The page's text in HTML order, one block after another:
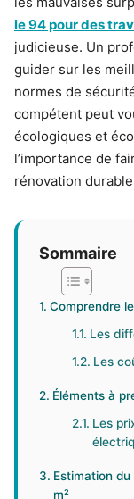
le 94 pour des
judicieuse. Un
guider sur les
normes de
compétent peut
écologiques et
l’importance de
rénovation
Sommaire
Comprendre
Les
Les
Éléments à
Les
Estimation
m²